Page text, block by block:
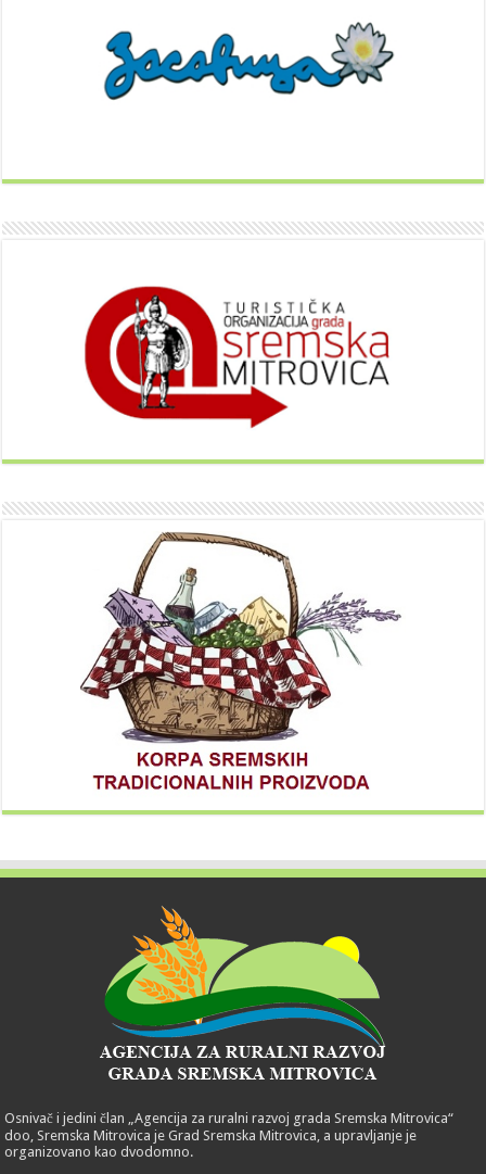
Osnivač i jedini član „Agencija za ruralni razvoj grada Sremska Mitrovica“
doo, Sremska Mitrovica je Grad Sremska Mitrovica, a upravljanje je
organizovano kao dvodomno.